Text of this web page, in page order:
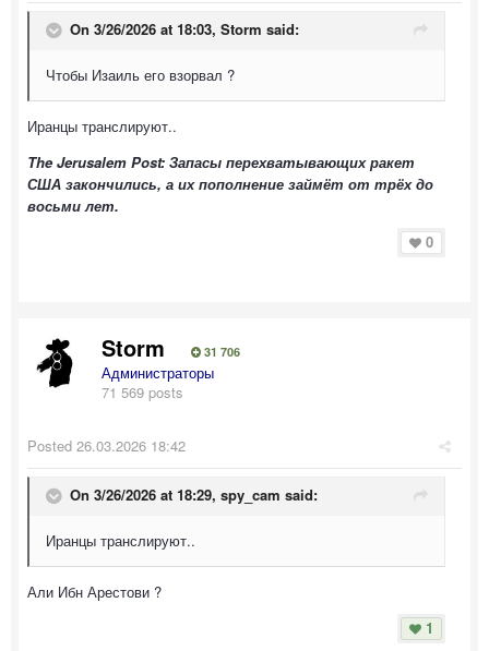
On 3/26/2026 at 18:03, Storm said:
Чтобы Изаиль его взорвал ?
Иранцы транслируют..
The Jerusalem Post: Запасы перехватывающих ракет
США закончились, а их пополнение займёт от трёх до
восьми лет.
0
Storm 31 706
Администраторы
71 569 posts
Posted 26.03.2026 18:42
On 3/26/2026 at 18:29, spy_cam said:
Иранцы транслируют..
Али Ибн Арестови ?
1